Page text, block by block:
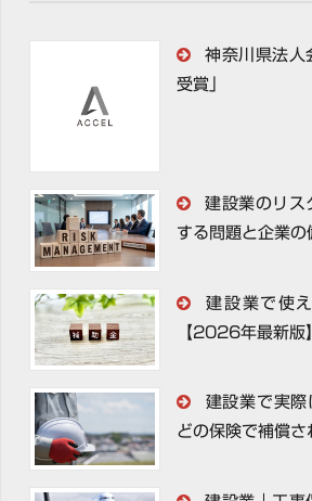
神奈川県法人
受賞」
建設業のリス
する問題と企業の
建設業で使
【2026年最新版
建設業で実際
どの保険で補償さ